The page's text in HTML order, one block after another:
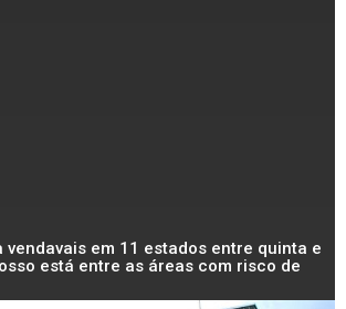
vendavais em 11 estados entre quinta e
está entre as áreas com risco de